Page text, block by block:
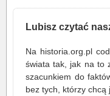
Lubisz czytać
Na historia.org.pl
świata tak, jak na to
szacunkiem do
bez tych, którzy chcą